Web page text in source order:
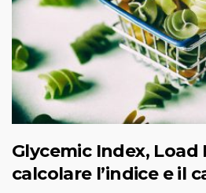
Glycemic Index, Load
calcolare l’indice e il